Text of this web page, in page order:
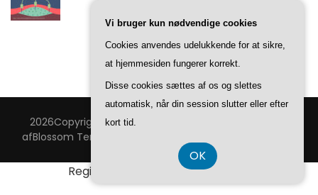
2026CopyrightOlieKrise
afBlossom Temaer
Registreringsnummer 3740 7739
Vi bruger kun nødvendige cookies
Cookies anvendes udelukkende for at sikre,
at hjemmesiden fungerer korrekt.
Disse cookies sættes af os og slettes
automatisk, når din session slutter eller efter
kort tid.
OK